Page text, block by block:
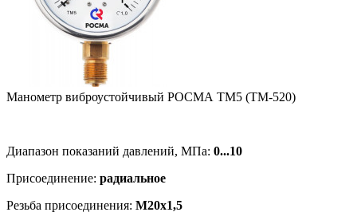
Манометр виб­ро­ус­той­чи­вый РОСМА ТМ5 (ТМ-520)
Диапазон показаний давлений, МПа: 0...10
Присоединение: радиальное
Резьба присоединения: M20x1,5